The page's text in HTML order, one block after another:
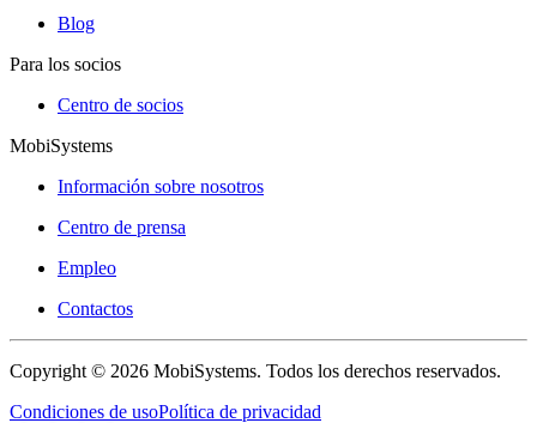
Blog
Para los socios
Centro de socios
MobiSystems
Información sobre nosotros
Centro de prensa
Empleo
Contactos
Copyright © 2026 MobiSystems. Todos los derechos reservados.
Condiciones de usoPolítica de privacidad